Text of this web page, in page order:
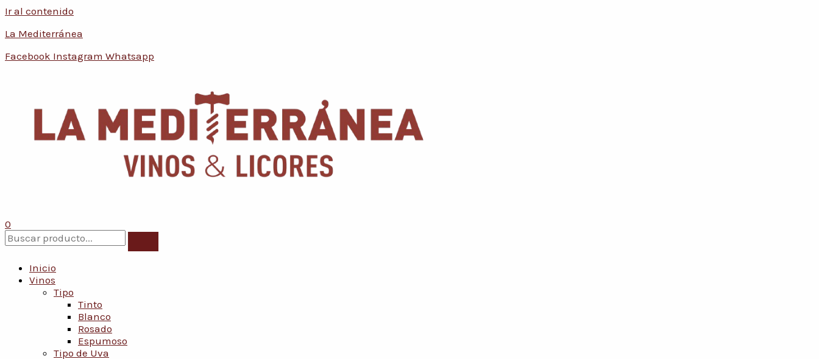
Ir al contenido
La Mediterránea
Facebook Instagram Whatsapp
0
Inicio
Vinos
Tipo
Tinto
Blanco
Rosado
Espumoso
Tipo de Uva